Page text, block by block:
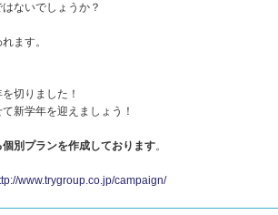
ないでしょうか？
ます。
切りました！
新学年を迎えましょう！
別プランを作成しております。
www.trygroup.co.jp/campaign/